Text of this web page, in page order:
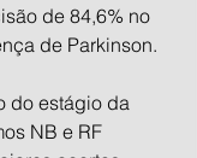
de 84,6% no
de Parkinson.
do estágio da
NB e RF